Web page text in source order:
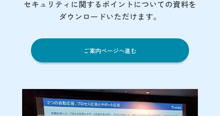
セキュリティに関するポイントについての資料を
ダウンロードいただけます。
ご案内ページへ進む